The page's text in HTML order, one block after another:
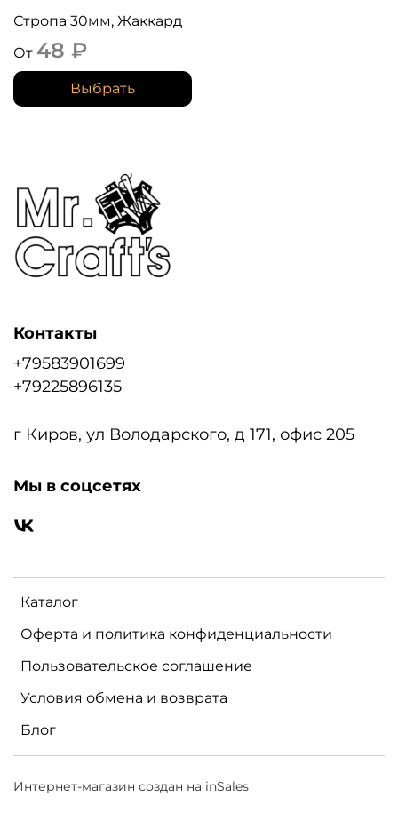
Стропа 30мм, Жаккард
От 48 ₽
Выбрать
Каталог
Оферта и политика конфиденциальности
Пользовательское соглашение
Условия обмена и возврата
Блог
Контакты
+79583901699
+79225896135
г Киров, ул Володарского, д 171, офис 205
Мы в соцсетях
Интернет-магазин создан на inSales